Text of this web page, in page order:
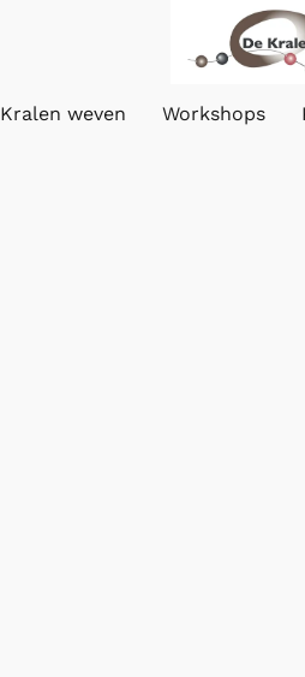
Kralen weven Workshops